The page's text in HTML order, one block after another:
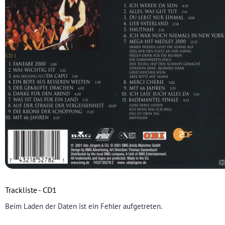
Trackliste - CD1
Beim Laden der Daten ist ein Fehler aufgetreten.